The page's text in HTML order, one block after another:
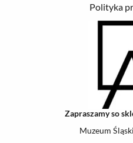
Polityka
Zapraszamy so
Muzeum